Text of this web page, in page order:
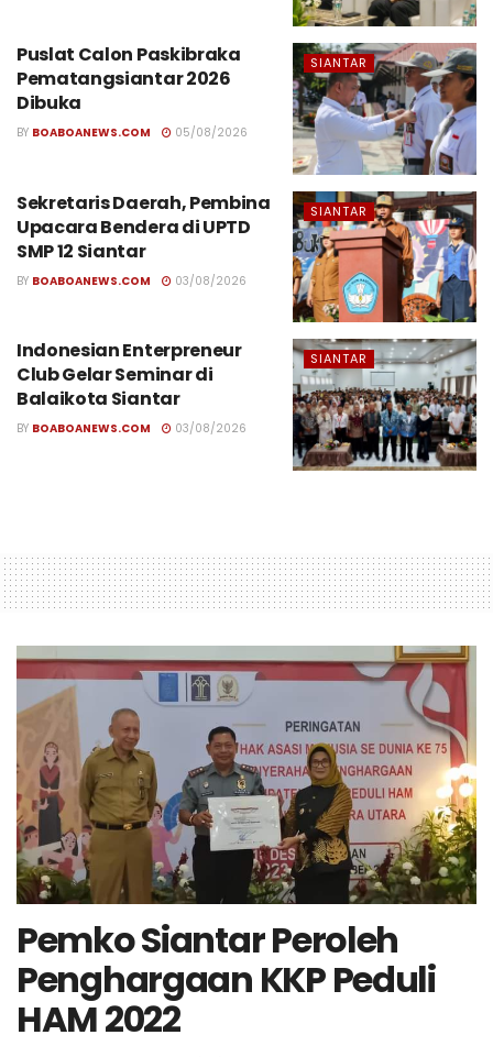
SIANTAR
Puslat Calon Paskibraka
Pematangsiantar 2026
Dibuka
BY BOABOANEWS.COM 05/08/2026
SIANTAR
Sekretaris Daerah, Pembina
Upacara Bendera di UPTD
SMP 12 Siantar
BY BOABOANEWS.COM 03/08/2026
SIANTAR
Indonesian Enterpreneur
Club Gelar Seminar di
Balaikota Siantar
BY BOABOANEWS.COM 03/08/2026
Pemko Siantar Peroleh
Penghargaan KKP Peduli
HAM 2022